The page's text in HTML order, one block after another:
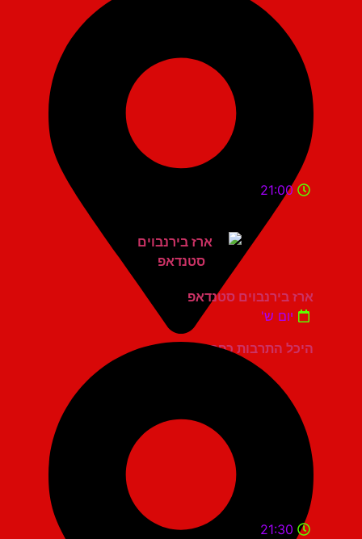
היכל התרבות כפר סבא
21:00
ארז בירנבוים סטנדאפ
יום ש'
21:30